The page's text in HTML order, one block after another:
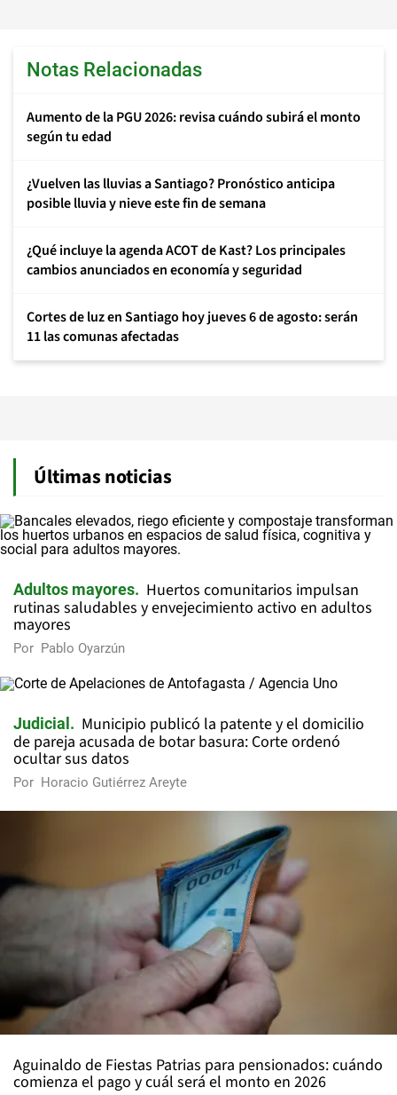
Notas Relacionadas
Aumento de la PGU 2026: revisa cuándo subirá el monto
según tu edad
¿Vuelven las lluvias a Santiago? Pronóstico anticipa
posible lluvia y nieve este fin de semana
¿Qué incluye la agenda ACOT de Kast? Los principales
cambios anunciados en economía y seguridad
Cortes de luz en Santiago hoy jueves 6 de agosto: serán
11 las comunas afectadas
Últimas noticias
Adultos mayores
Huertos comunitarios impulsan
rutinas saludables y envejecimiento activo en adultos
mayores
Por Pablo Oyarzún
Judicial
Municipio publicó la patente y el domicilio
de pareja acusada de botar basura: Corte ordenó
ocultar sus datos
Por Horacio Gutiérrez Areyte
Aguinaldo de Fiestas Patrias para pensionados: cuándo
comienza el pago y cuál será el monto en 2026